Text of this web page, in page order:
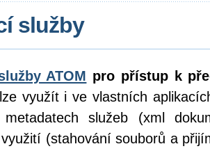
služby
ATOM pro přístup k
lze využít i ve vlastních
služeb (xml
(stahování souborů a